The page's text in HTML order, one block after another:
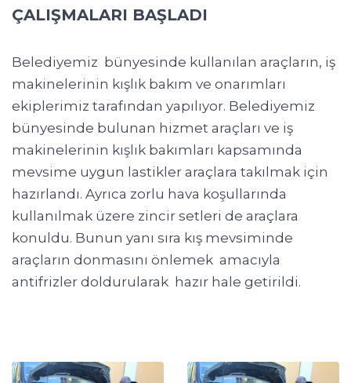
ÇALIŞMALARI BAŞLADI
Belediyemiz bünyesinde kullanılan araçların, iş
makinelerinin kışlık bakım ve onarımları
ekiplerimiz tarafından yapılıyor. Belediyemiz
bünyesinde bulunan hizmet araçları ve iş
makinelerinin kışlık bakımları kapsamında
mevsime uygun lastikler araçlara takılmak için
hazırlandı. Ayrıca zorlu hava koşullarında
kullanılmak üzere zincir setleri de araçlara
konuldu. Bunun yanı sıra kış mevsiminde
araçların donmasını önlemek amacıyla
antifrizler doldurularak hazır hale getirildi.